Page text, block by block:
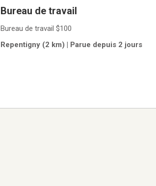
Bureau de travail
Bureau de travail $100
Repentigny (2 km) | Parue depuis 2 jours